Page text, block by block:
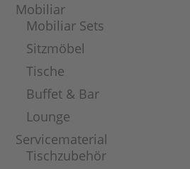
Mobiliar
Mobiliar Sets
Sitzmöbel
Tische
Buffet & Bar
Lounge
Servicematerial
Tischzubehör